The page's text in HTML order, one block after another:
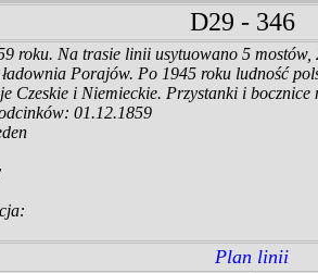
D29 -
roku. Na trasie linii usytuowano 5
Porajów. Po 1945 roku ludność
Czeskie i Niemieckie. Przystanki i
01.12.1859
Plan linii